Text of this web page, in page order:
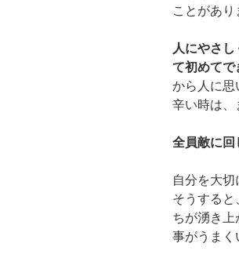
ことがあり
人にやさ
て初めてで
から人に思
辛い時は、
全員敵に回
自分を大切
そうする
ちが湧き
事がうまく